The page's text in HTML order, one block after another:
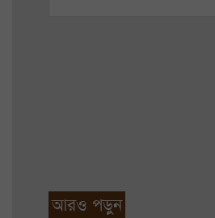
আরও পড়ুন